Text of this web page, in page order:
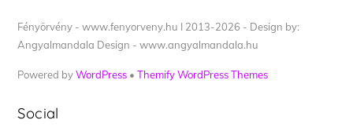
Fényörvény - www.fenyorveny.hu I 2013-2026 - Design by:
Angyalmandala Design - www.angyalmandala.hu
Powered byWordPress •Themify WordPress Themes
Social